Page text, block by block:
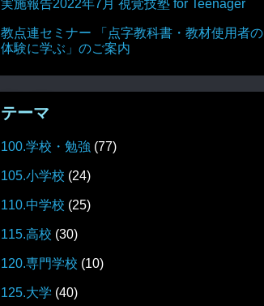
実施報告2022年7月 視覚技塾 for Teenager
教点連セミナー 「点字教科書・教材使用者の
体験に学ぶ」のご案内
テーマ
100.学校・勉強 (77)
105.小学校 (24)
110.中学校 (25)
115.高校 (30)
120.専門学校 (10)
125.大学 (40)